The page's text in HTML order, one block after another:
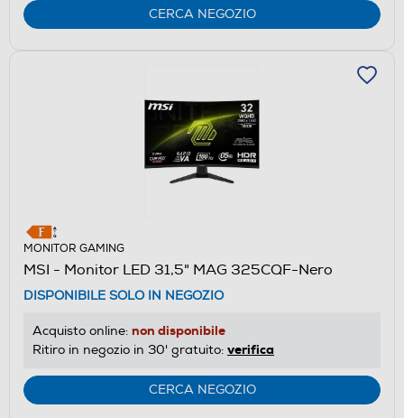
CERCA NEGOZIO
MONITOR GAMING
MSI - Monitor LED 31,5" MAG 325CQF-Nero
DISPONIBILE SOLO IN NEGOZIO
Acquisto online: non disponibile
Ritiro in negozio in 30' gratuito: verifica
CERCA NEGOZIO